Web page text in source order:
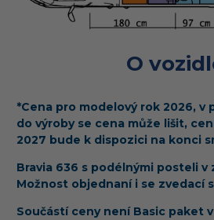
O
*Cena pro modelový rok 2026, v
do výroby se cena může lišit,
2027 bude k dispozici na konci
Bravia 636 s podélnými posteli v
Možnost objednaní i se zvedací
Součástí ceny není Basic paket